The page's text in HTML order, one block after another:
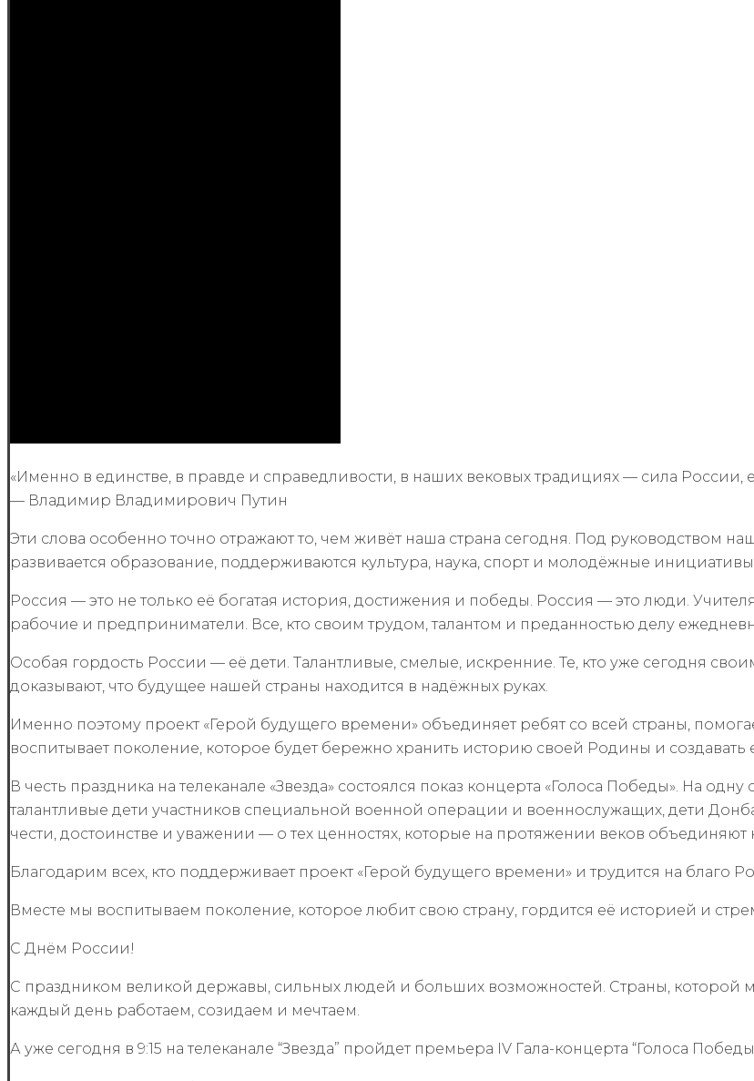
«Именно в единстве, в правде и справедливости, в наших вековых традициях — сила России,
— Владимир Владимирович Путин
Эти слова особенно точно отражают то, чем живёт наша страна сегодня. Под руководством
развивается образование, поддерживаются культура, наука, спорт и молодёжные инициативы.
Россия — это не только её богатая история, достижения и победы. Россия — это люди.
рабочие и предприниматели. Все, кто своим трудом, талантом и преданностью делу
Особая гордость России — её дети. Талантливые, смелые, искренние. Те, кто уже сегодня
доказывают, что будущее нашей страны находится в надёжных руках.
Именно поэтому проект «Герой будущего времени» объединяет ребят со всей страны,
воспитывает поколение, которое будет бережно хранить историю своей Родины и создавать
В честь праздника на телеканале «Звезда» состоялся показ концерта «Голоса Победы». На
талантливые дети участников специальной военной операции и военнослужащих, дети
чести, достоинстве и уважении — о тех ценностях, которые на протяжении веков
Благодарим всех, кто поддерживает проект «Герой будущего времени» и трудится на благо
Вместе мы воспитываем поколение, которое любит свою страну, гордится её историей и
С Днём России!
С праздником великой державы, сильных людей и больших возможностей. Страны,
каждый день работаем, созидаем и мечтаем.
А уже сегодня в 9:15 на телеканале “Звезда” пройдет премьера IV Гала-концерта “Голоса